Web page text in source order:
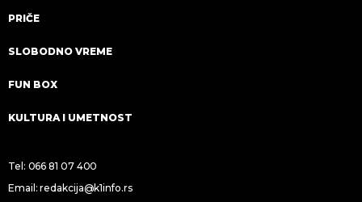
PRIČE
SLOBODNO VREME
FUN BOX
KULTURA I UMETNOST
Tel: 066 81 07 400
Email:redakcija@k1info.rs